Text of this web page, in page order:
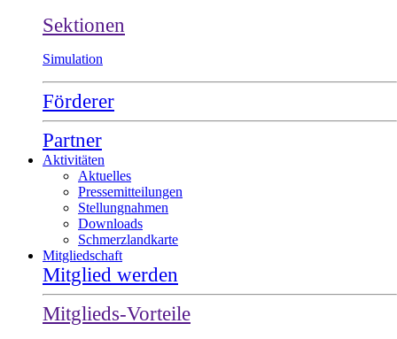
Sektionen
Simulation
Förderer
Partner
Aktivitäten
Aktuelles
Pressemitteilungen
Stellungnahmen
Downloads
Schmerzlandkarte
Mitgliedschaft
Mitglied werden
Mitglieds-Vorteile